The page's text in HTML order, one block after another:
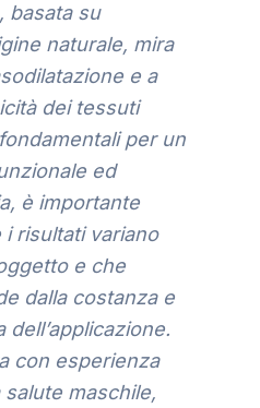
basata su
naturale, mira
e a
dei tessuti
per un
ed
è importante
risultati variano
e che
dalla costanza e
con esperienza
maschile,